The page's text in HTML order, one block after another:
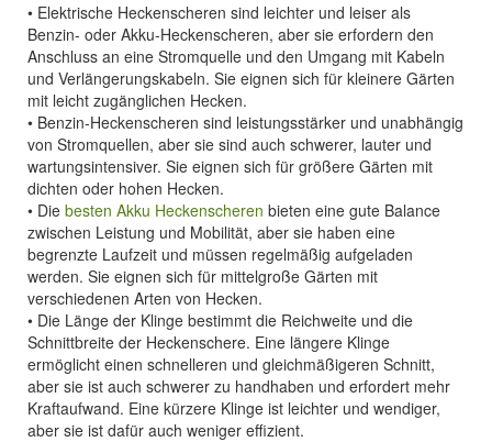
• Elektrische Heckenscheren sind leichter und leiser als
Benzin- oder Akku-Heckenscheren, aber sie erfordern den
Anschluss an eine Stromquelle und den Umgang mit Kabeln
und Verlängerungskabeln. Sie eignen sich für kleinere Gärten
mit leicht zugänglichen Hecken.
• Benzin-Heckenscheren sind leistungsstärker und unabhängig
von Stromquellen, aber sie sind auch schwerer, lauter und
wartungsintensiver. Sie eignen sich für größere Gärten mit
dichten oder hohen Hecken.
• Die besten Akku Heckenscheren bieten eine gute Balance
zwischen Leistung und Mobilität, aber sie haben eine
begrenzte Laufzeit und müssen regelmäßig aufgeladen
werden. Sie eignen sich für mittelgroße Gärten mit
verschiedenen Arten von Hecken.
• Die Länge der Klinge bestimmt die Reichweite und die
Schnittbreite der Heckenschere. Eine längere Klinge
ermöglicht einen schnelleren und gleichmäßigeren Schnitt,
aber sie ist auch schwerer zu handhaben und erfordert mehr
Kraftaufwand. Eine kürzere Klinge ist leichter und wendiger,
aber sie ist dafür auch weniger effizient.